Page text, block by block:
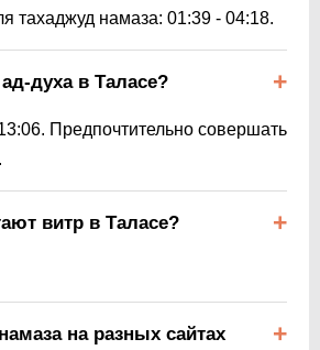
тахаджуд намаза: 01:39 - 04:18.
духа в Таласе?
. Предпочтительно совершать
витр в Таласе?
на разных сайтах